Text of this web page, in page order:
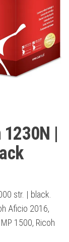
|
str. | black.
Aficio 2016,
1500, Ricoh